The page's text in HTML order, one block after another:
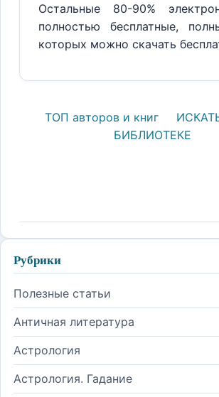
Остальные 80-90%
полностью бесплатные,
которых можно скачать
ТОП авторов и книг
БИБЛИОТЕКЕ
Рубрики
Полезные статьи
Античная литература
Астрология
Астрология. Гадание